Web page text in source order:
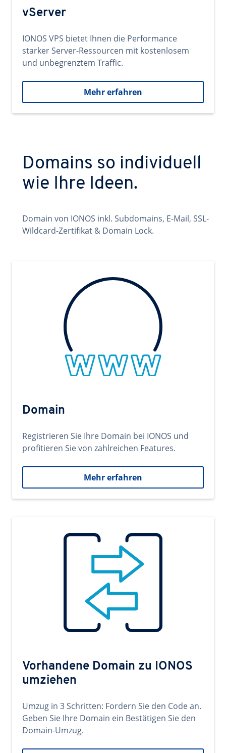
vServer
IONOS VPS bietet Ihnen die Performance
starker Server-Ressourcen mit kostenlosem
und unbegrenztem Traffic.
Mehr erfahren
Domains so individuell
wie Ihre Ideen.
Domain von IONOS inkl. Subdomains, E-Mail, SSL-
Wildcard-Zertifikat & Domain Lock.
Domain
Registrieren Sie Ihre Domain bei IONOS und
profitieren Sie von zahlreichen Features.
Mehr erfahren
Vorhandene Domain zu IONOS
umziehen
Umzug in 3 Schritten: Fordern Sie den Code an.
Geben Sie Ihre Domain ein Bestätigen Sie den
Domain-Umzug.